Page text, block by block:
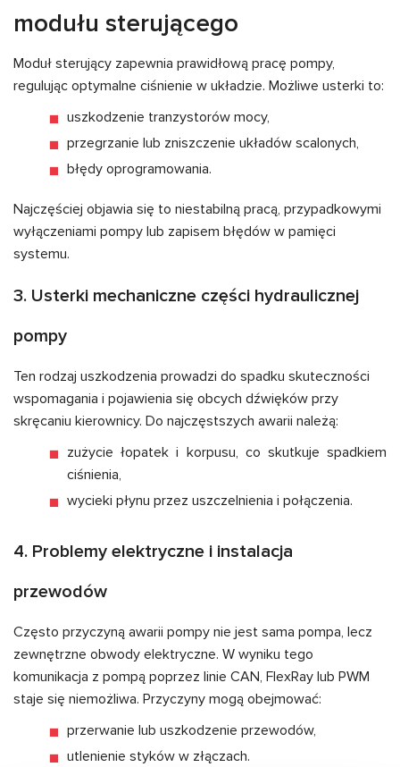
modułu sterującego
Moduł sterujący zapewnia prawidłową pracę pompy,
regulując optymalne ciśnienie w układzie. Możliwe usterki to:
uszkodzenie tranzystorów mocy,
przegrzanie lub zniszczenie układów scalonych,
błędy oprogramowania.
Najczęściej objawia się to niestabilną pracą, przypadkowymi
wyłączeniami pompy lub zapisem błędów w pamięci
systemu.
3. Usterki mechaniczne części hydraulicznej
pompy
Ten rodzaj uszkodzenia prowadzi do spadku skuteczności
wspomagania i pojawienia się obcych dźwięków przy
skręcaniu kierownicy. Do najczęstszych awarii należą:
zużycie łopatek i korpusu, co skutkuje spadkiem
ciśnienia,
wycieki płynu przez uszczelnienia i połączenia.
4. Problemy elektryczne i instalacja
przewodów
Często przyczyną awarii pompy nie jest sama pompa, lecz
zewnętrzne obwody elektryczne. W wyniku tego
komunikacja z pompą poprzez linie CAN, FlexRay lub PWM
staje się niemożliwa. Przyczyny mogą obejmować:
przerwanie lub uszkodzenie przewodów,
utlenienie styków w złączach.